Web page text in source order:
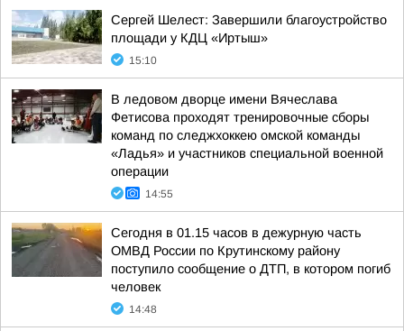
Сергей Шелест: Завершили благоустройство
площади у КДЦ «Иртыш»
15:10
В ледовом дворце имени Вячеслава
Фетисова проходят тренировочные сборы
команд по следжхоккею омской команды
«Ладья» и участников специальной военной
операции
14:55
Сегодня в 01.15 часов в дежурную часть
ОМВД России по Крутинскому району
поступило сообщение о ДТП, в котором погиб
человек
14:48